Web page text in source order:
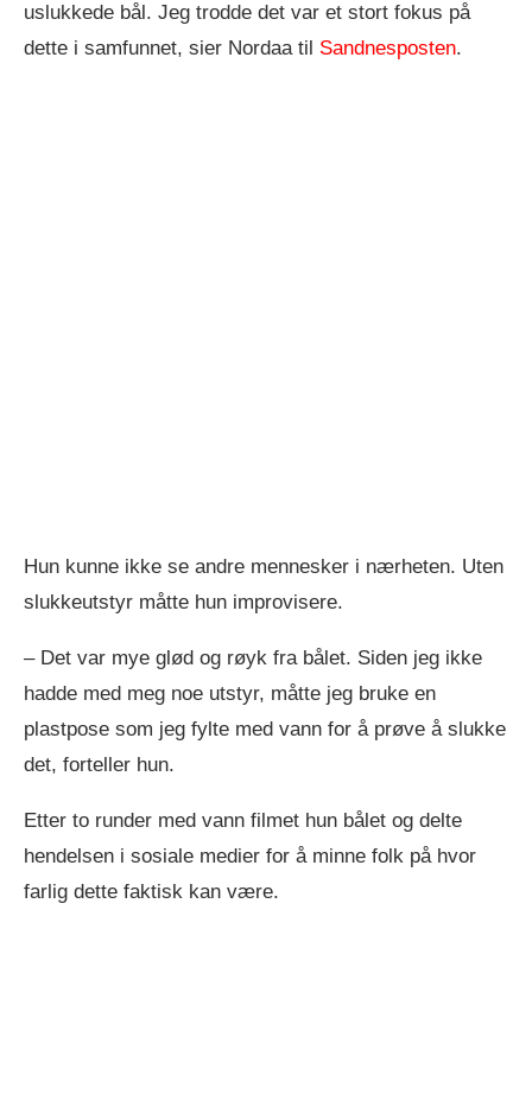
uslukkede bål. Jeg trodde det var et stort fokus på
dette i samfunnet, sier Nordaa til Sandnesposten.
Hun kunne ikke se andre mennesker i nærheten. Uten
slukkeutstyr måtte hun improvisere.
– Det var mye glød og røyk fra bålet. Siden jeg ikke
hadde med meg noe utstyr, måtte jeg bruke en
plastpose som jeg fylte med vann for å prøve å slukke
det, forteller hun.
Etter to runder med vann filmet hun bålet og delte
hendelsen i sosiale medier for å minne folk på hvor
farlig dette faktisk kan være.